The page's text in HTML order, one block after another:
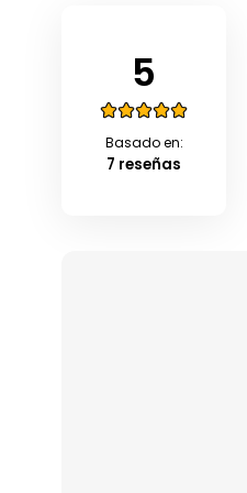
5
Basado en:
7 reseñas